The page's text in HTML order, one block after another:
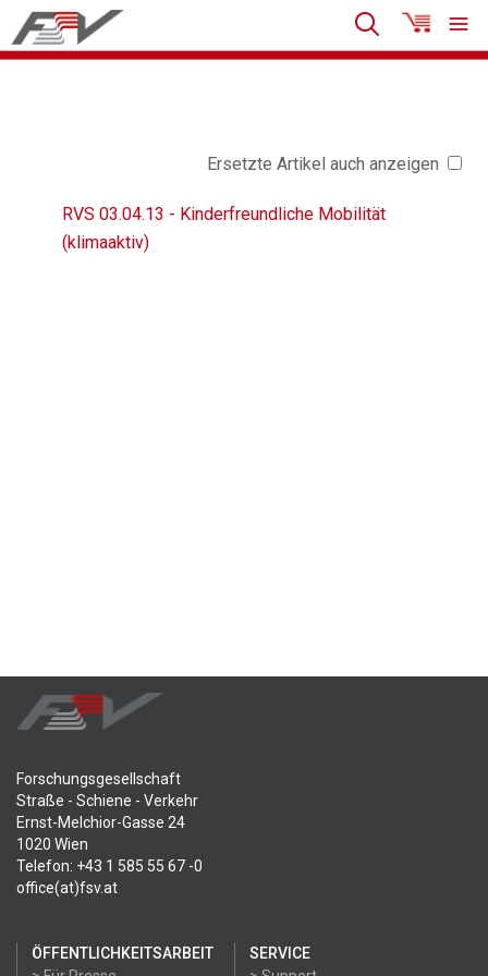
Ersetzte Artikel auch anzeigen
RVS 03.04.13 - Kinderfreundliche Mobilität
(klimaaktiv)
Forschungsgesellschaft
Straße - Schiene - Verkehr
Ernst-Melchior-Gasse 24
1020 Wien
Telefon: +43 1 585 55 67 -0
office(at)fsv.at
ÖFFENTLICHKEITSARBEIT
SERVICE